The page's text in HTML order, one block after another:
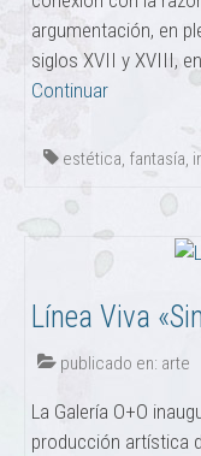
argumentación, en
siglos XVII y XVIII,
Continuar
estética, fantasía,
Línea Viva
publicado en: arte
La Galería O+O
producción artística